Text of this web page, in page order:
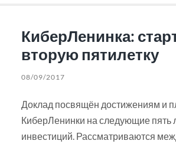
КиберЛенинка:
вторую пятилетку
08/09/2017
Доклад посвящён достижениям и
КиберЛенинки на следующие пять
инвестиций. Рассматриваются